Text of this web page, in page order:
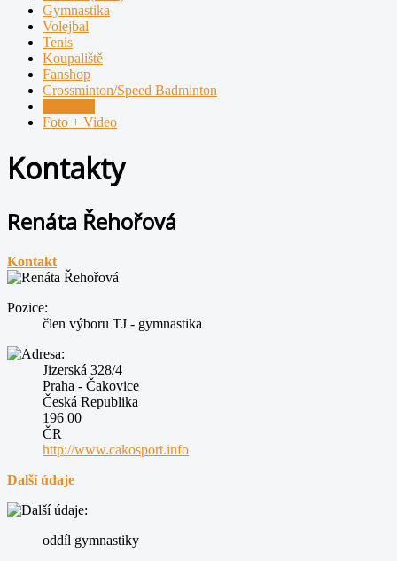
Gymnastika
Volejbal
Tenis
Koupaliště
Fanshop
Crossminton/Speed Badminton
Foto + Video
Kontakty
Renáta Řehořová
Kontakt
Pozice:
člen výboru TJ - gymnastika
Jizerská 328/4
Praha - Čakovice
Česká Republika
196 00
ČR
http://www.cakosport.info
Další údaje
oddíl gymnastiky